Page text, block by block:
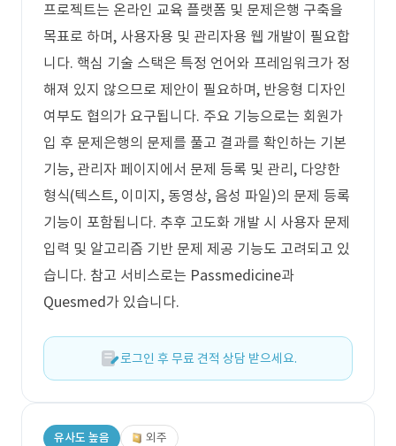
프로젝트는 온라인 교육 플랫폼 및 문제은행 구축을
목표로 하며, 사용자용 및 관리자용 웹 개발이 필요합
니다. 핵심 기술 스택은 특정 언어와 프레임워크가 정
해져 있지 않으므로 제안이 필요하며, 반응형 디자인
여부도 협의가 요구됩니다. 주요 기능으로는 회원가
입 후 문제은행의 문제를 풀고 결과를 확인하는 기본
기능, 관리자 페이지에서 문제 등록 및 관리, 다양한
형식(텍스트, 이미지, 동영상, 음성 파일)의 문제 등록
기능이 포함됩니다. 추후 고도화 개발 시 사용자 문제
입력 및 알고리즘 기반 문제 제공 기능도 고려되고 있
습니다. 참고 서비스로는 Passmedicine과
Quesmed가 있습니다.
로그인 후 무료 견적 상담 받으세요.
유사도 높음 외주